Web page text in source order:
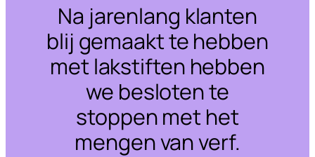
Na jarenlang klanten
blij gemaakt te hebben
met lakstiften hebben
we besloten te
stoppen met het
mengen van verf.